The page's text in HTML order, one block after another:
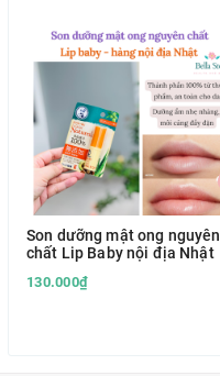
Son dưỡng mật ong nguyên
chất Lip Baby nội địa Nhật
130.000₫